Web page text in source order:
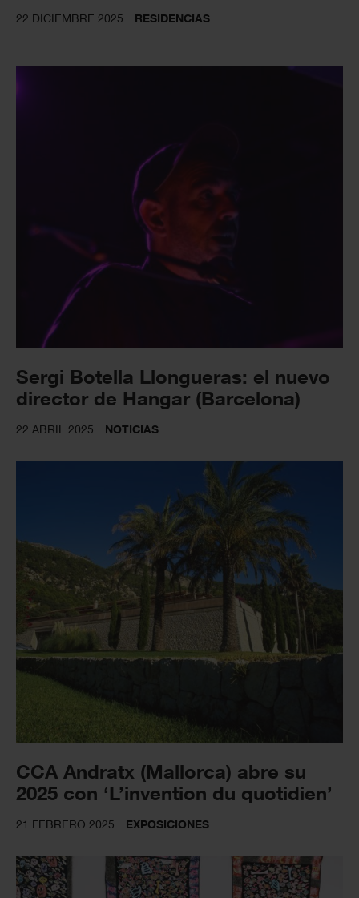
22 DICIEMBRE 2025 RESIDENCIAS
Sergi Botella Llongueras: el nuevo
director de Hangar (Barcelona)
22 ABRIL 2025 NOTICIAS
CCA Andratx (Mallorca) abre su
2025 con ‘L’invention du quotidien’
21 FEBRERO 2025 EXPOSICIONES